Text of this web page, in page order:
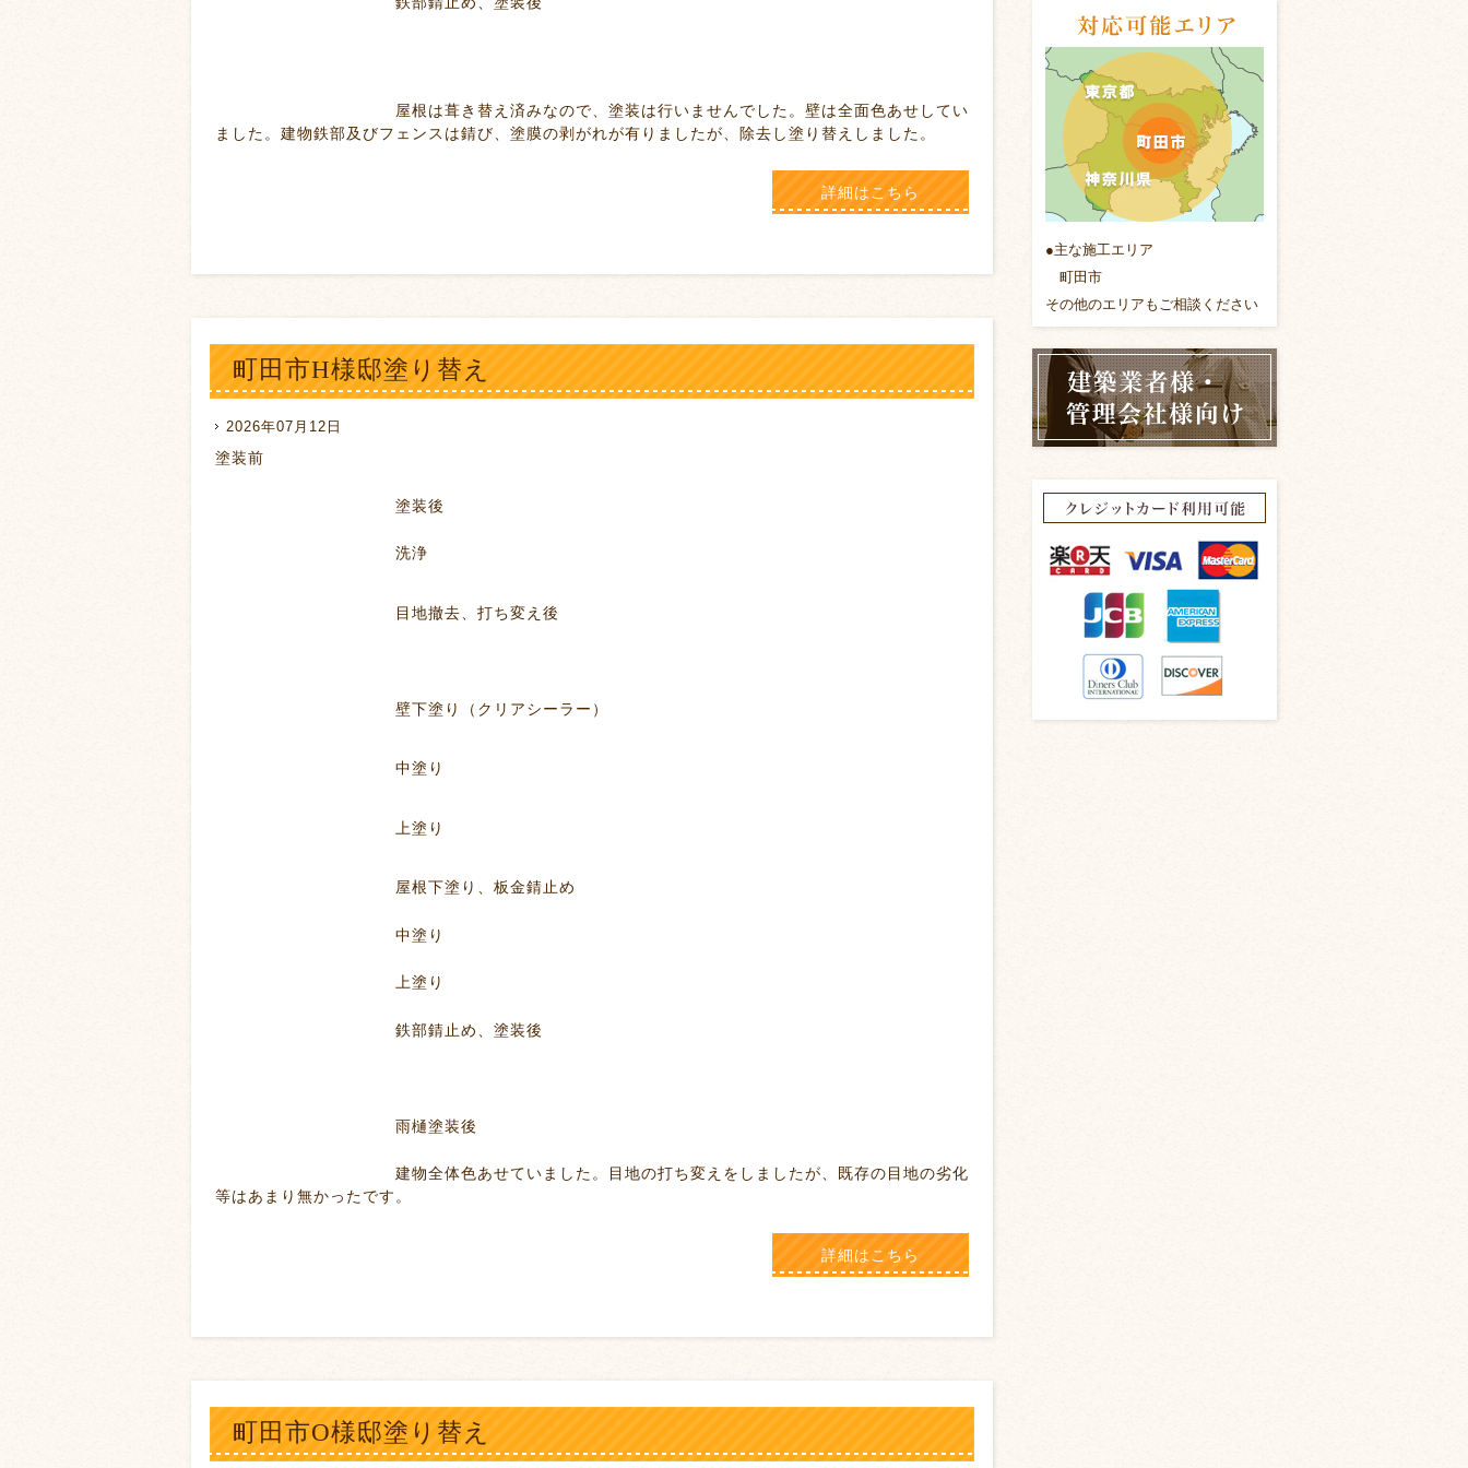
屋根は葺き替え済みなので、塗装は行いませんでした。壁は全面色あせしてい
ました。建物鉄部及びフェンスは錆び、塗膜の剥がれが有りましたが、除去し塗り替えしました。
詳細はこちら
町田市H様邸塗り替え
2026年07月12日
塗装前
塗装後
洗浄
目地撤去、打ち変え後
壁下塗り（クリアシーラー）
中塗り
上塗り
屋根下塗り、板金錆止め
中塗り
上塗り
鉄部錆止め、塗装後
雨樋塗装後
建物全体色あせていました。目地の打ち変えをしましたが、既存の目地の劣化
等はあまり無かったです。
詳細はこちら
町田市O様邸塗り替え
●主な施工エリア
町田市
その他のエリアもご相談ください